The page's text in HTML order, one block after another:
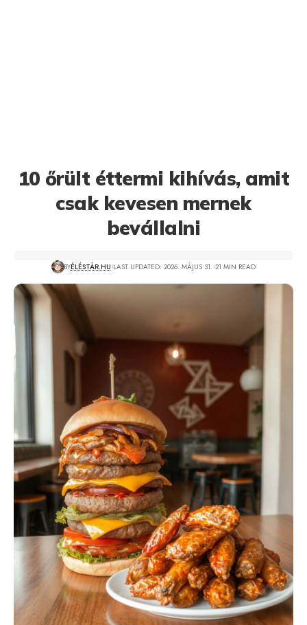
10 őrült éttermi kihívás, amit
csak kevesen mernek
bevállalni
BYÉLÉSTÁR.HU LAST UPDATED: 2026. MÁJUS 31. 21 MIN READ